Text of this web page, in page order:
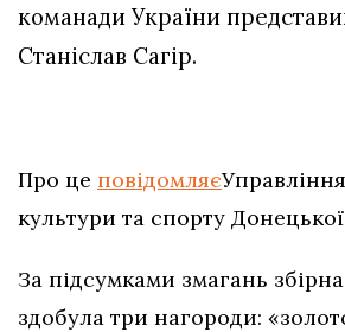
команади України
Станіслав Сагір.
Про це повідомляє
культури та спорту
За підсумками змагань
здобула три нагороди: